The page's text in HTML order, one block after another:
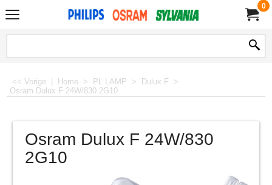
0
<< Vorige Home > PL LAMP > Dulux F >
Osram Dulux F 24W/830 2G10
Osram Dulux F 24W/830
2G10